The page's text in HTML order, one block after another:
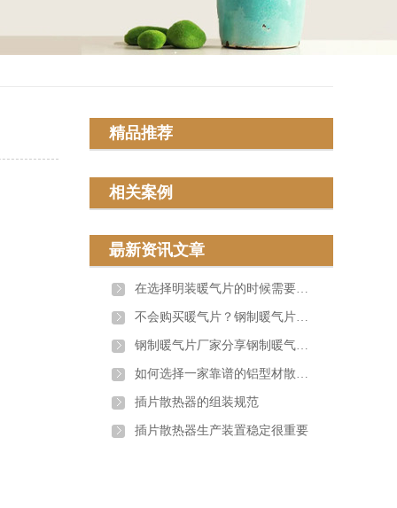
精品推荐
相关案例
朂新资讯文章
在选择明装暖气片的时候需要考虑哪些因素？
不会购买暖气片？钢制暖气片厂家分享经验
钢制暖气片厂家分享钢制暖气片使用寿命的影响因素
如何选择一家靠谱的铝型材散热器厂家
插片散热器的组装规范
插片散热器生产装置稳定很重要